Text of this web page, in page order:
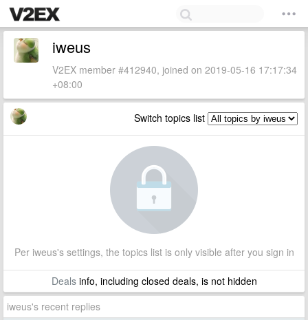
iweus
V2EX member #412940, joined on 2019-05-16 17:17:34
+08:00
Switch topics list
Per iweus's settings, the topics list is only visible after you sign in
Dealsinfo, including closed deals, is not hidden
iweus's recent replies